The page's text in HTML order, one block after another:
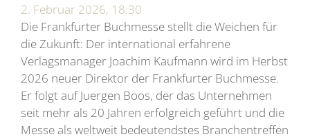
2. Februar 2026, 18:30
Die Frankfurter Buchmesse stellt die Weichen für
die Zukunft: Der international erfahrene
Verlagsmanager Joachim Kaufmann wird im Herbst
2026 neuer Direktor der Frankfurter Buchmesse.
Er folgt auf Juergen Boos, der das Unternehmen
seit mehr als 20 Jahren erfolgreich geführt und die
Messe als weltweit bedeutendstes Branchentreffen